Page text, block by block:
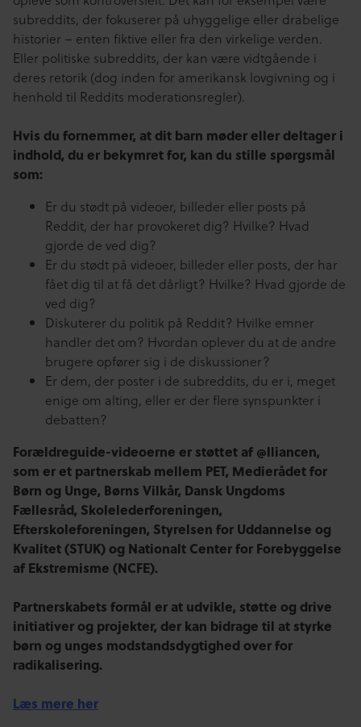
subreddits, der fokuserer på uhyggelige eller drabelige
historier – enten fiktive eller fra den virkelige verden.
Eller politiske subreddits, der kan være vidtgående i
deres retorik (dog inden for amerikansk lovgivning og i
henhold til Reddits moderationsregler).
Hvis du fornemmer, at dit barn møder eller deltager i
indhold, du er bekymret for, kan du stille spørgsmål
som:
Er du stødt på videoer, billeder eller posts på
Reddit, der har provokeret dig? Hvilke? Hvad
gjorde de ved dig?
Er du stødt på videoer, billeder eller posts, der har
fået dig til at få det dårligt? Hvilke? Hvad gjorde de
ved dig?
Diskuterer du politik på Reddit? Hvilke emner
handler det om? Hvordan oplever du at de andre
brugere opfører sig i de diskussioner?
Er dem, der poster i de subreddits, du er i, meget
enige om alting, eller er der flere synspunkter i
debatten?
Forældreguide-videoerne er støttet af @lliancen,
som er et partnerskab mellem PET, Medierådet for
Børn og Unge, Børns Vilkår, Dansk Ungdoms
Fællesråd, Skolelederforeningen,
Efterskoleforeningen, Styrelsen for Uddannelse og
Kvalitet (STUK) og Nationalt Center for Forebyggelse
af Ekstremisme (NCFE).
Partnerskabets formål er at udvikle, støtte og drive
initiativer og projekter, der kan bidrage til at styrke
børn og unges modstandsdygtighed over for
radikalisering.
Læs mere her